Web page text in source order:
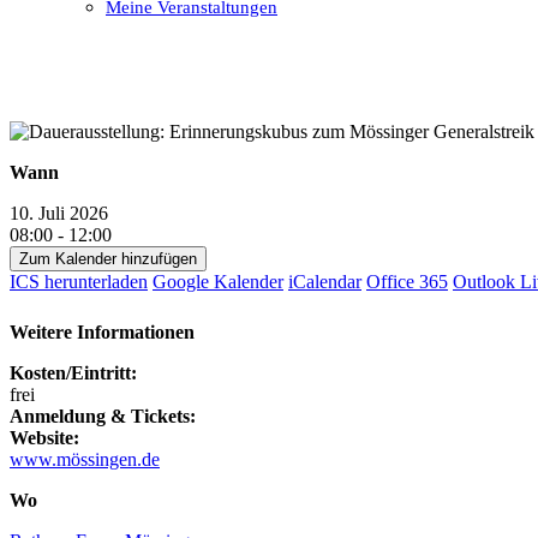
Meine Veranstaltungen
Wann
10. Juli 2026
08:00 - 12:00
Zum Kalender hinzufügen
ICS herunterladen Google Kalender iCalendar Office 365 Outlook
Weitere Informationen
Kosten/Eintritt:
frei
Anmeldung & Tickets:
Website:
www.mössingen.de
Wo